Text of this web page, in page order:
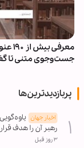
جست‌وجوی متنی تا
پربازدیدترین‌ها
اخبار جهان
رهبر آن را هدف
۳ روز قبل